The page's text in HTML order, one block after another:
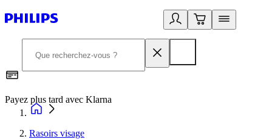
Payez plus tard avec Klarna
Rasoirs visage